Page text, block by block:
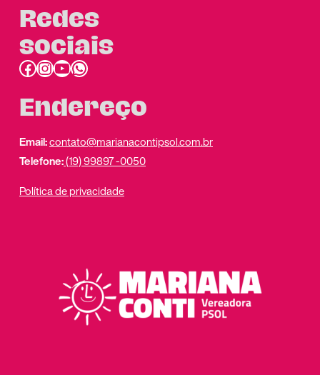
Redes
sociais
Facebook InstagramYoutube link do whatsapp
Endereço
Email:contato@marianacontipsol.com.br
Telefone:(19) 99897 -0050
Política de privacidade